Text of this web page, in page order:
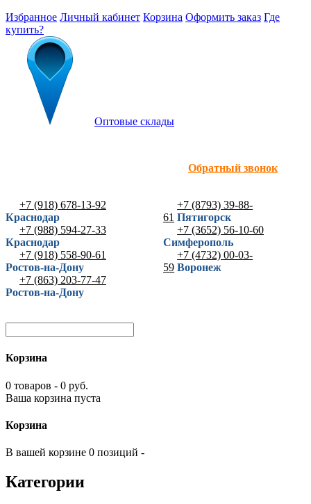
Избранное Личный кабинет Корзина Оформить заказ Где
купить?
Оптовые склады
Обратный звонок
+7 (918) 678-13-92
Краснодар
+7 (988) 594-27-33
Краснодар
+7 (918) 558-90-61
Ростов-на-Дону
+7 (863) 203-77-47
Ростов-на-Дону
+7 (8793) 39-88-
61 Пятигорск
+7 (3652) 56-10-60
Симферополь
+7 (4732) 00-03-
59 Воронеж
Корзина
0 товаров - 0 руб.
Ваша корзина пуста
Корзина
В вашей корзине 0 позиций -
Категории